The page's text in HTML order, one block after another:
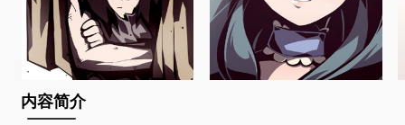
内容简介